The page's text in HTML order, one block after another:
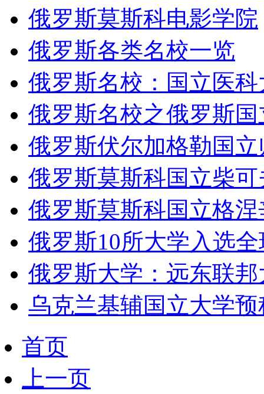
俄罗斯莫斯科电影学院
俄罗斯各类名校一览
俄罗斯名校：国立医科
俄罗斯名校之俄罗斯
俄罗斯伏尔加格勒国
俄罗斯莫斯科国立柴
俄罗斯莫斯科国立格
俄罗斯10所大学入选
俄罗斯大学：远东联邦
乌克兰基辅国立大学
首页
上一页